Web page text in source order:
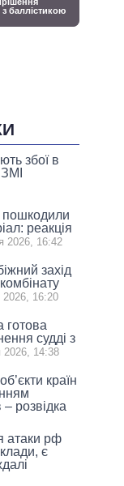
збої в
реакція
2026, 16:42
захід
2026, 16:20
готова
судді з
2026, 14:38
країн
– розвідка
атаки рф
є